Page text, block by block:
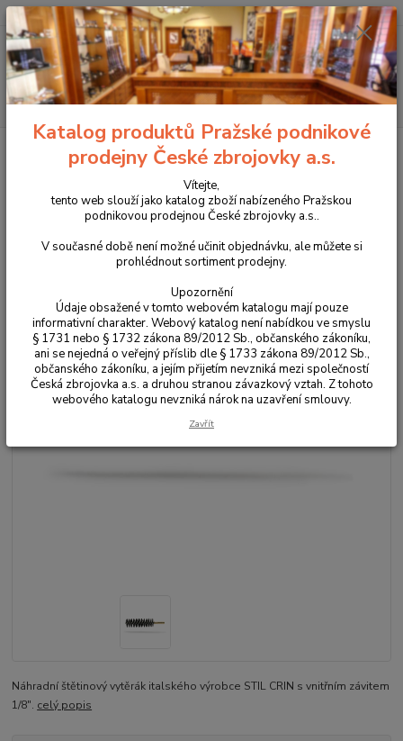
Menu
Hledat
+420 225 375 800
Péče o zbraně Vytěrák štětina .44/.45
Vytěrák štětina .44/.45
Náhradní štětinový vytěrák italského výrobce STIL CRIN s vnitřním závitem
1/8". celý popis
Katalog produktů Pražské podnikové
prodejny České zbrojovky a.s.
Vítejte,
tento web slouží jako katalog zboží nabízeného Pražskou
podnikovou prodejnou České zbrojovky a.s..
V současné době není možné učinit objednávku, ale můžete si
prohlédnout sortiment prodejny.
Upozornění
Údaje obsažené v tomto webovém katalogu mají pouze
informativní charakter. Webový katalog není nabídkou ve smyslu
§ 1731 nebo § 1732 zákona 89/2012 Sb., občanského zákoníku,
ani se nejedná o veřejný příslib dle § 1733 zákona 89/2012 Sb.,
občanského zákoníku, a jejím přijetím nevzniká mezi společností
Česká zbrojovka a.s. a druhou stranou závazkový vztah. Z tohoto
webového katalogu nevzniká nárok na uzavření smlouvy.
Zavřít